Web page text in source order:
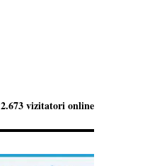
2.673 vizitatori online